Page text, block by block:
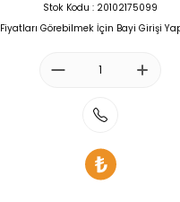
Stok Kodu : 20102175099
Fiyatları Görebilmek İçin Bayi Girişi